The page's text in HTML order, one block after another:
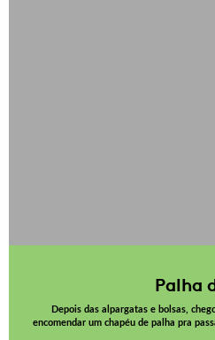
Palha
Depois das alpargatas e bolsas,
encomendar um chapéu de palha pra